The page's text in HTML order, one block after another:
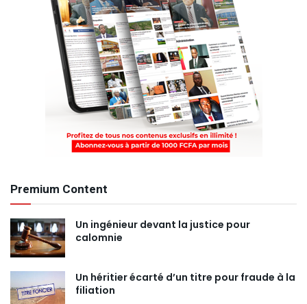
Premium Content
Un ingénieur devant la justice pour
calomnie
Un héritier écarté d’un titre pour fraude à la
filiation